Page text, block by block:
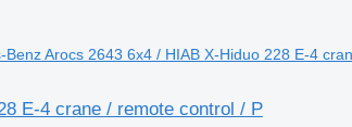
Arocs 2643 6x4 / HIAB X-Hiduo 228 E-4
E-4 crane / remote control / P